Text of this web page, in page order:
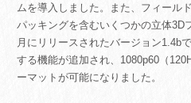
ムを導入しました。また、フィール
パッキングを含むいくつかの立体3D
月にリリースされたバージョン1.4b
する機能が追加され、1080p60（
ーマットが可能になりました。